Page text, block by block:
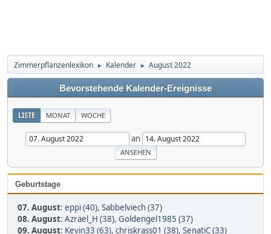
Zimmerpflanzenlexikon ► Kalender ► August 2022
Bevorstehende Kalender-Ereignisse
LISTE MONAT WOCHE
an
Geburtstage
07. August: eppi (40), Sabbelviech (37)
08. August: Azrael_H (38), Goldengel1985 (37)
09. August: Kevin33 (63), chriskrass01 (38), SenatiC (33)